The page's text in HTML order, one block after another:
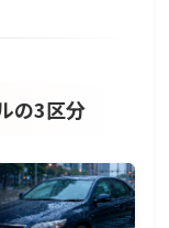
の3区分